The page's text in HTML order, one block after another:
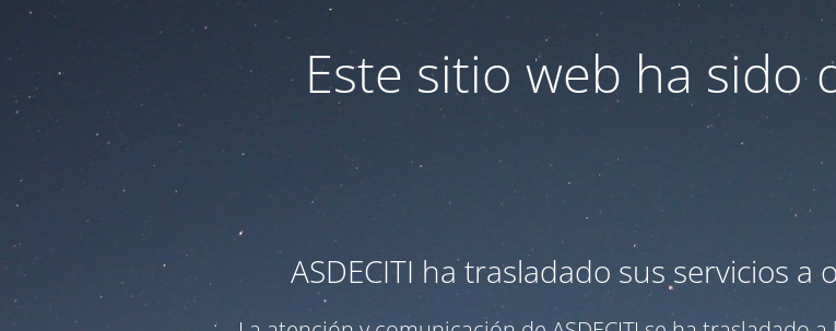
Este sitio web ha sido
ASDECITI ha trasladado sus servicios